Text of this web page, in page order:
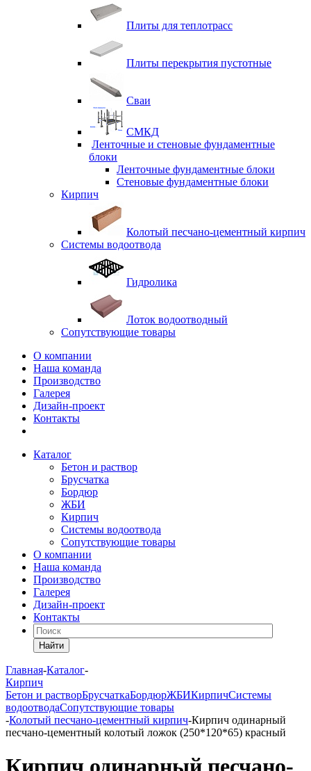
Плиты для теплотрасс
Плиты перекрытия пустотные
Сваи
СМКД
Ленточные и стеновые фундаментные
блоки
Ленточные фундаментные блоки
Стеновые фундаментные блоки
Кирпич
Колотый песчано-цементный кирпич
Системы водоотвода
Гидролика
Лоток водоотводный
Сопутствующие товары
О компании
Наша команда
Производство
Галерея
Дизайн-проект
Контакты
Каталог
Бетон и раствор
Брусчатка
Бордюр
ЖБИ
Кирпич
Системы водоотвода
Сопутствующие товары
О компании
Наша команда
Производство
Галерея
Дизайн-проект
Контакты
Найти
Главная-Каталог-
Кирпич
Бетон и растворБрусчаткаБордюрЖБИКирпичСистемы
водоотводаСопутствующие товары
-Колотый песчано-цементный кирпич-Кирпич одинарный
песчано-цементный колотый ложок (250*120*65) красный